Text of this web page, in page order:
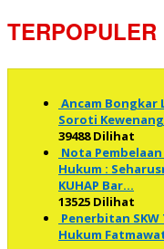
TERPOPULER
Ancam Bongkar
Soroti
39488 Dilihat
Nota Pembelaan
Hukum :
KUHAP Bar…
13525 Dilihat
Penerbitan
Hukum